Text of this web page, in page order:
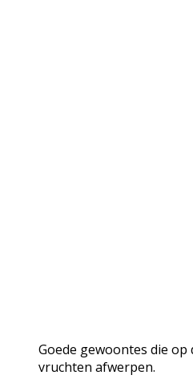
Goede gewoontes die
vruchten afwerpen.